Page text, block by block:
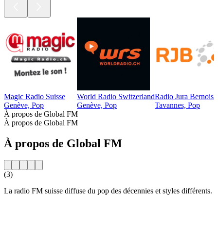
Magic Radio Suisse
Genève, Pop
World Radio Switzerland
Genève, Pop
Radio Jura Bernois
Tavannes, Pop
À propos de Global FM
À propos de Global FM
À propos de Global FM
(3)
La radio FM suisse diffuse du pop des décennies et styles différents.